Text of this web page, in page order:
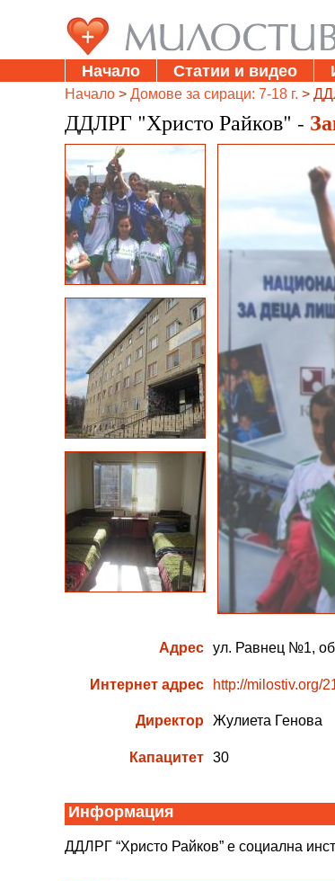
Начало Статии и видео
Начало > Домове за сираци: 7-18 г. >
ДДЛРГ "Христо Райков" -
Адрес ул. Равнец №1,
Интернет адрес http://milostiv.org/
Директор Жулиета Генова
Капацитет 30
Информация
ДДЛРГ “Христо Райков” е социална